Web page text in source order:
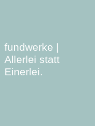
fundwerke |
Allerlei statt
Einerlei.